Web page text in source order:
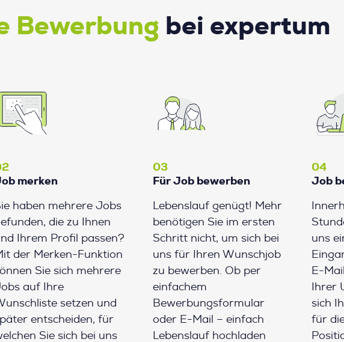
Bewerbung bei expertum
merken
haben mehrere Jobs
die zu Ihnen
Ihrem Profil passen?
der Merken-Funktion
Sie sich mehrere
auf Ihre
setzen und
entscheiden, für
Sie sich bei uns
03
Für Job bewerben
Lebenslauf genügt! Mehr
benötigen Sie im ersten
Schritt nicht, um sich bei
uns für Ihren Wunschjob
zu bewerben. Ob per
einfachem
Bewerbungsformular
oder E-Mail – einfach
Lebenslauf hochladen
04
Job
uns
E-
Ihrer
sich
für